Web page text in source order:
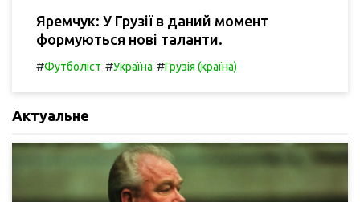
Яремчук: У Грузії в даний момент
формуються нові таланти.
#Футболіст #Україна #Грузія (країна)
Актуальне